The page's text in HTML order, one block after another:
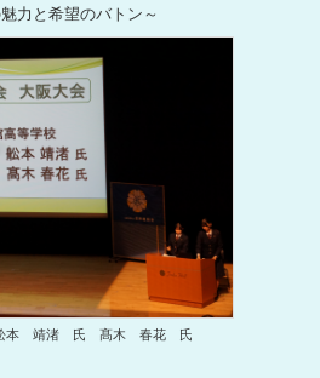
力と希望のバトン～
舩本 靖渚 氏 髙木 春花 氏